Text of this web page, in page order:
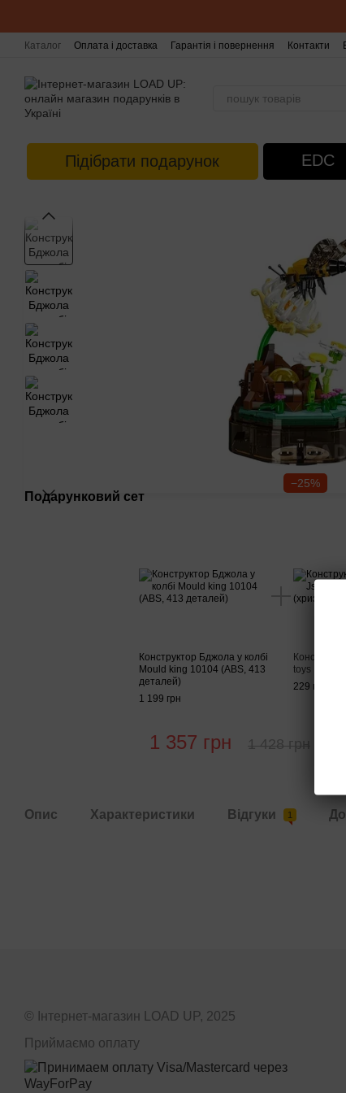
Каталог Оплата і доставка Гарантія і повернення Контакти
Підібрати подарунок EDC
−25%
Подарунковий сет
Конструктор Бджола у колбі
Mould king 10104 (ABS, 413
деталей)
1 199 грн
toys P1175
229 грн
1 357 грн 1 428 грн
Опис Характеристики Відгуки 1
© Інтернет-магазин LOAD UP, 2025
Приймаємо оплату